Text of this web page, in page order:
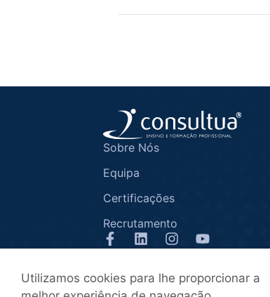
Sobre Nós
Equipa
Certificações
Recrutamento
1ª entidade associada da APEFOR
Utilizamos cookies para lhe proporcionar a